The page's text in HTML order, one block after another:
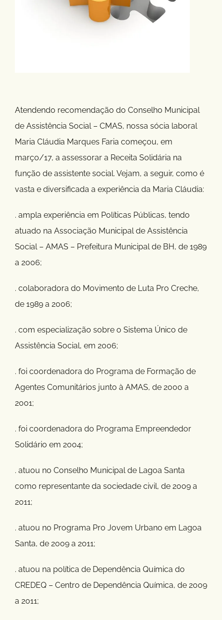
Atendendo recomendação do Conselho Municipal
de Assistência Social – CMAS, nossa sócia laboral
Maria Cláudia Marques Faria começou, em
março/17, a assessorar a Receita Solidária na
função de assistente social. Vejam, a seguir, como é
vasta e diversificada a experiência da Maria Cláudia:
. ampla experiência em Políticas Públicas, tendo
atuado na Associação Municipal de Assistência
Social – AMAS – Prefeitura Municipal de BH, de 1989
a 2006;
. colaboradora do Movimento de Luta Pro Creche,
de 1989 a 2006;
. com especialização sobre o Sistema Único de
Assistência Social, em 2006;
. foi coordenadora do Programa de Formação de
Agentes Comunitários junto à AMAS, de 2000 a
2001;
. foi coordenadora do Programa Empreendedor
Solidário em 2004;
. atuou no Conselho Municipal de Lagoa Santa
como representante da sociedade civil, de 2009 a
2011;
. atuou no Programa Pro Jovem Urbano em Lagoa
Santa, de 2009 a 2011;
. atuou na política de Dependência Química do
CREDEQ – Centro de Dependência Química, de 2009
a 2011;